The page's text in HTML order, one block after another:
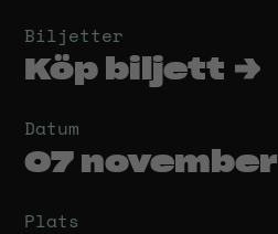
Biljetter
Köp biljett →
Datum
07 november
Plats